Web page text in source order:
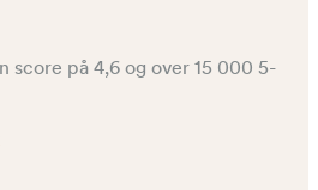
på 4,6 og over 15 000 5-